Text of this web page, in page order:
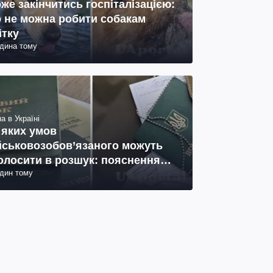
закінчитись госпіталізацією:
можна робити собакам
тому
в Україні
умов
можуть
в розшук: пояснення
тому